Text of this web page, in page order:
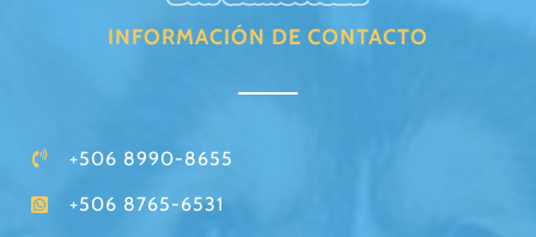
INFORMACIÓN DE CONTACTO
+506 8990-8655
+506 8765-6531